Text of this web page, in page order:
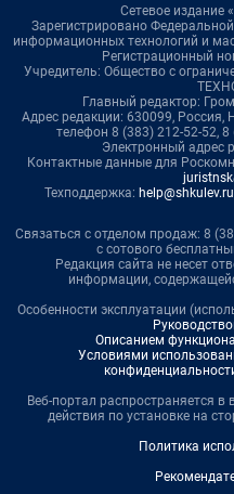
Сетевое
Зарегистрировано
информационных технологий и
Регистрационный
Учредитель: Общество с
Главный редактор:
Адрес редакции: 630099, Россия,
телефон 8 (383) 212-52-52,
Электронный адрес
Контактные данные для
Техподдержка: help@shkulev.ru
Связаться с отделом продаж: 8
с сотового
Редакция сайта не несет
информации,
Особенности эксплуатации
Описанием
Условиями
Веб-портал распространяется в
действия по установке на
Политика